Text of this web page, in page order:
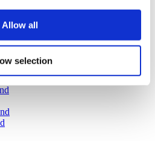
Allow all
selection